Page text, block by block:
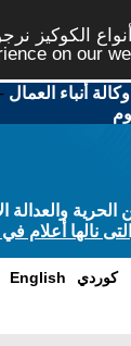
الكوكيز
on our
وكالة أنباء العمال
والعدالة
نالها أعلام في
English كوردي